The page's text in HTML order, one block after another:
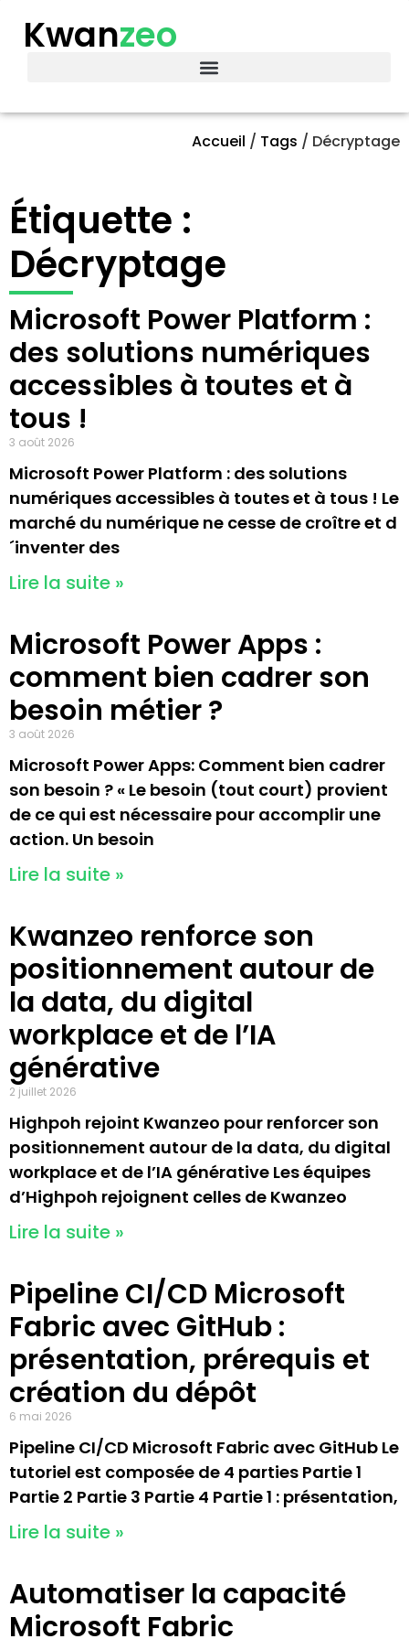
Kwanzeo
Accueil / Tags / Décryptage
Étiquette :
Décryptage
Microsoft Power Platform :
des solutions numériques
accessibles à toutes et à
tous !
3 août 2026
Microsoft Power Platform : des solutions
numériques accessibles à toutes et à tous ! Le
marché du numérique ne cesse de croître et d
´inventer des
Lire la suite »
Microsoft Power Apps :
comment bien cadrer son
besoin métier ?
3 août 2026
Microsoft Power Apps: Comment bien cadrer
son besoin ? « Le besoin (tout court) provient
de ce qui est nécessaire pour accomplir une
action. Un besoin
Lire la suite »
Kwanzeo renforce son
positionnement autour de
la data, du digital
workplace et de l’IA
générative
2 juillet 2026
Highpoh rejoint Kwanzeo pour renforcer son
positionnement autour de la data, du digital
workplace et de l’IA générative Les équipes
d’Highpoh rejoignent celles de Kwanzeo
Lire la suite »
Pipeline CI/CD Microsoft
Fabric avec GitHub :
présentation, prérequis et
création du dépôt
6 mai 2026
Pipeline CI/CD Microsoft Fabric avec GitHub Le
tutoriel est composée de 4 parties Partie 1
Partie 2 Partie 3 Partie 4 Partie 1 : présentation,
Lire la suite »
Automatiser la capacité
Microsoft Fabric